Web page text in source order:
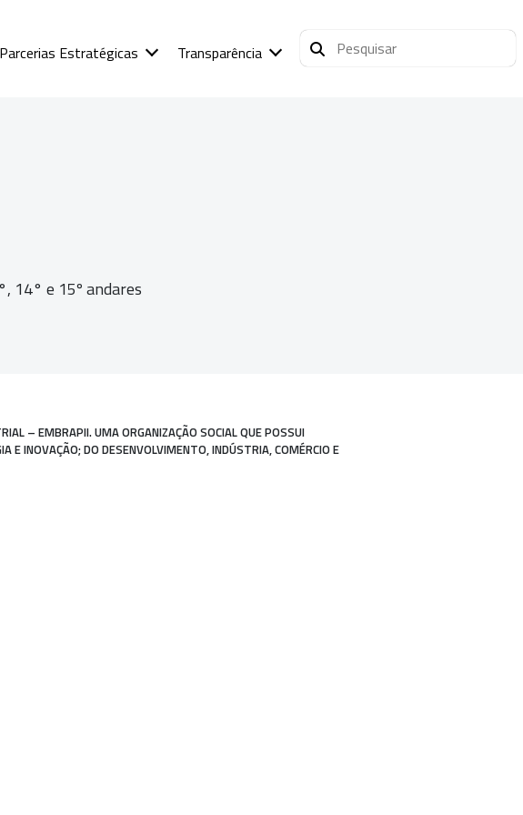
Parcerias Estratégicas Transparência
14° e 15º andares
– EMBRAPII. UMA ORGANIZAÇÃO SOCIAL QUE POSSUI
E INOVAÇÃO; DO DESENVOLVIMENTO, INDÚSTRIA, COMÉRCIO E